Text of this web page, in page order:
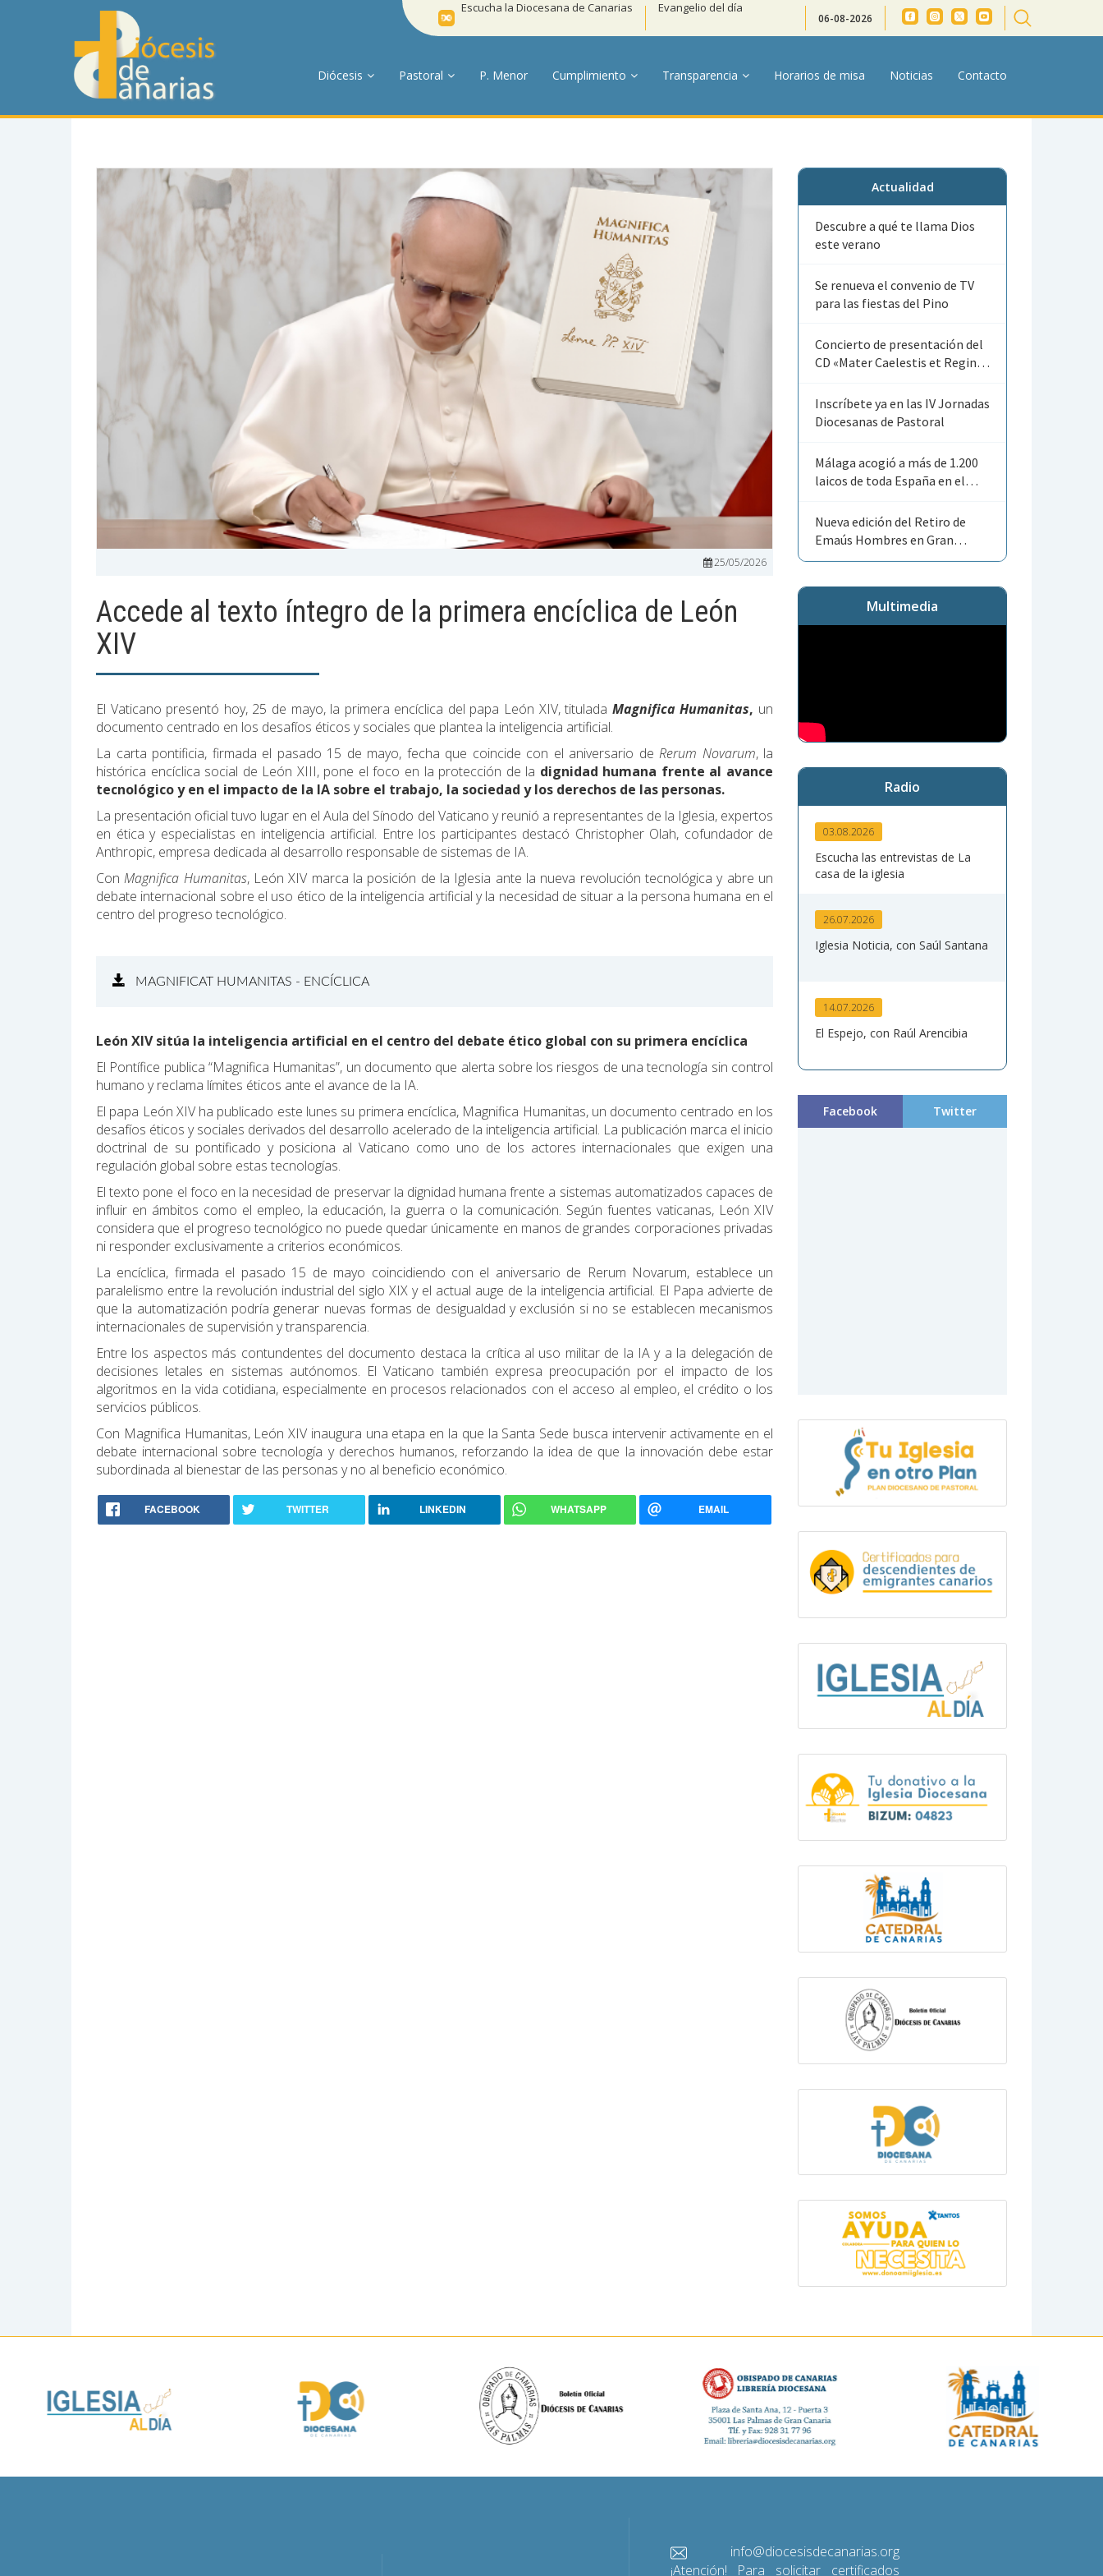
Escucha la Diocesana de Canarias Evangelio del día
06-08-2026
Diócesis Pastoral P. Menor Cumplimiento Transparencia Horarios de misa Noticias Contacto
25/05/2026
Accede al texto íntegro de la primera encíclica de León
XIV
El Vaticano presentó hoy, 25 de mayo, la primera encíclica del papa León XIV, titulada Magnifica Humanitas, un
documento centrado en los desafíos éticos y sociales que plantea la inteligencia artificial.
La carta pontificia, firmada el pasado 15 de mayo, fecha que coincide con el aniversario de Rerum Novarum, la
histórica encíclica social de León XIII, pone el foco en la protección de la dignidad humana frente al avance
tecnológico y en el impacto de la IA sobre el trabajo, la sociedad y los derechos de las personas.
La presentación oficial tuvo lugar en el Aula del Sínodo del Vaticano y reunió a representantes de la Iglesia, expertos
en ética y especialistas en inteligencia artificial. Entre los participantes destacó Christopher Olah, cofundador de
Anthropic, empresa dedicada al desarrollo responsable de sistemas de IA.
ConMagnifica Humanitas, León XIV marca la posición de la Iglesia ante la nueva revolución tecnológica y abre un
debate internacional sobre el uso ético de la inteligencia artificial y la necesidad de situar a la persona humana en el
centro del progreso tecnológico.
MAGNIFICAT HUMANITAS - ENCÍCLICA
León XIV sitúa la inteligencia artificial en el centro del debate ético global con su primera encíclica
El Pontífice publica “Magnifica Humanitas”, un documento que alerta sobre los riesgos de una tecnología sin control
humano y reclama límites éticos ante el avance de la IA.
El papa León XIV ha publicado este lunes su primera encíclica, Magnifica Humanitas, un documento centrado en los
desafíos éticos y sociales derivados del desarrollo acelerado de la inteligencia artificial. La publicación marca el inicio
doctrinal de su pontificado y posiciona al Vaticano como uno de los actores internacionales que exigen una
regulación global sobre estas tecnologías.
El texto pone el foco en la necesidad de preservar la dignidad humana frente a sistemas automatizados capaces de
influir en ámbitos como el empleo, la educación, la guerra o la comunicación. Según fuentes vaticanas, León XIV
considera que el progreso tecnológico no puede quedar únicamente en manos de grandes corporaciones privadas
ni responder exclusivamente a criterios económicos.
La encíclica, firmada el pasado 15 de mayo coincidiendo con el aniversario de Rerum Novarum, establece un
paralelismo entre la revolución industrial del siglo XIX y el actual auge de la inteligencia artificial. El Papa advierte de
que la automatización podría generar nuevas formas de desigualdad y exclusión si no se establecen mecanismos
internacionales de supervisión y transparencia.
Entre los aspectos más contundentes del documento destaca la crítica al uso militar de la IA y a la delegación de
decisiones letales en sistemas autónomos. El Vaticano también expresa preocupación por el impacto de los
algoritmos en la vida cotidiana, especialmente en procesos relacionados con el acceso al empleo, el crédito o los
servicios públicos.
Con Magnifica Humanitas, León XIV inaugura una etapa en la que la Santa Sede busca intervenir activamente en el
debate internacional sobre tecnología y derechos humanos, reforzando la idea de que la innovación debe estar
subordinada al bienestar de las personas y no al beneficio económico.
FACEBOOK TWITTER LINKEDIN WHATSAPP EMAIL
Actualidad
Descubre a qué te llama Dios
este verano
Se renueva el convenio de TV
para las fiestas del Pino
Concierto de presentación del
CD «Mater Caelestis et Regina
Inscríbete ya en las IV Jornadas
Diocesanas de Pastoral
Málaga acogió a más de 1.200
laicos de toda España en el
Nueva edición del Retiro de
Emaús Hombres en Gran
Canaria
Multimedia
Radio
03.08.2026
Escucha las entrevistas de La
casa de la iglesia
26.07.2026
Iglesia Noticia, con Saúl Santana
14.07.2026
El Espejo, con Raúl Arencibia
Facebook Twitter
info@diocesisdecanarias.org
¡Atención! Para solicitar certificados
CUMPLIMIENTO
HORARIOS DE MISA